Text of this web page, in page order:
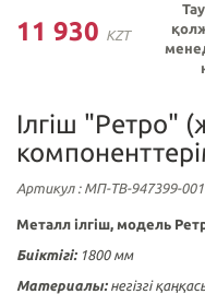
11 930 KZT
Ілгіш "Ретро"
Артикул: МП-ТВ-947399-001
Металл ілгіш, модель
Биіктігі: 1800 мм
Материалы: негізгі